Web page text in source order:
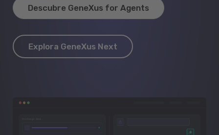
Descubre GeneXus for Agents
Explora GeneXus Next